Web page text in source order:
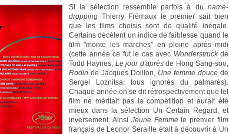
Si la sélection ressemble parfois à du name-
dropping Thierry Frémaux le premier sait bien
que les films choisis sont de qualité inégale.
Certains décèlent un indice de faiblesse quand le
film "monte les marches" en pleine après midi
(cette année ce fut le cas avec Wonderstruckde
Todd Haynes, Le jour d'aprèsde Hong Sang-soo,
Rodin de Jacques Doillon, Une femme douce de
Sergei Loznitsa, tous ignorés du palmarès).
Chaque année on se dit rétrospectivement que tel
film ne méritait pas la compétition et aurait été
mieux dans la sélection Un Certain Regard, et
inversement. Ainsi Jeune Femmele premier film
français de Leonor Seraille était à découvrir à Un